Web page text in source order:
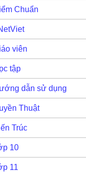
Chuẩn
viên
tập
dẫn sử dụng
Thuật
Trúc
10
11